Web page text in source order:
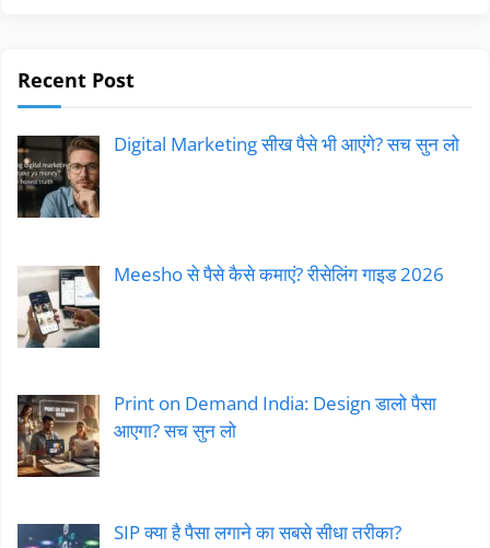
Recent Post
Digital Marketing सीख पैसे भी आएंगे? सच सुन लो
Meesho से पैसे कैसे कमाएं? रीसेलिंग गाइड 2026
Print on Demand India: Design डालो पैसा
आएगा? सच सुन लो
SIP क्या है पैसा लगाने का सबसे सीधा तरीका?